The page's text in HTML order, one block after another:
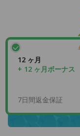
12 ヶ月
+ 12 ヶ月ボーナス
7日間返金保証